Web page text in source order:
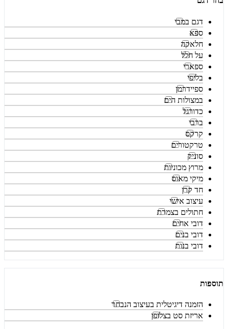
דגם במבי
ספא
חלאקה
על חלל
ספארי
בליפי
ספיידרמן
במצולות הים
כדורגל
ברבי
קרקס
טרקטורים
סוניק
מרוץ מכוניות
מיקי מאוס
חד קרן
עיצוב אישי
חתולים בצמרת
דובי אחים
דובי בנים
דובי בנות
תוספות
הזמנה דיגיטלית בעיצוב הנבחר
אריזת סט בצלופן